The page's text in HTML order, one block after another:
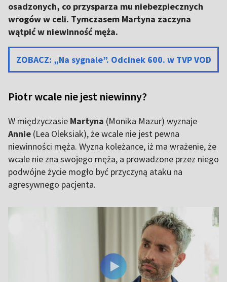
osadzonych, co przysparza mu niebezpiecznych
wrogów w celi. Tymczasem Martyna zaczyna
wątpić w niewinność męża.
ZOBACZ: „Na sygnale”. Odcinek 600. w TVP VOD
Piotr wcale nie jest niewinny?
W międzyczasie Martyna (Monika Mazur) wyznaje
Annie (Lea Oleksiak), że wcale nie jest pewna
niewinności męża. Wyzna koleżance, iż ma wrażenie, że
wcale nie zna swojego męża, a prowadzone przez niego
podwójne życie mogło być przyczyną ataku na
agresywnego pacjenta.